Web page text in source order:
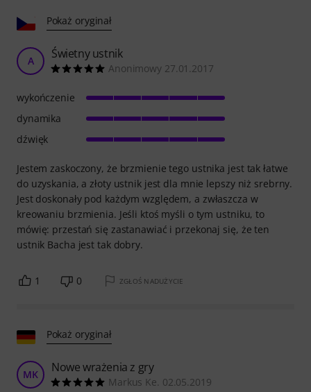
Pokaż oryginał
A Świetny ustnik
Anonimowy 27.01.2017
Jestem zaskoczony, że brzmienie tego ustnika jest tak łatwe
do uzyskania, a złoty ustnik jest dla mnie lepszy niż srebrny.
Jest doskonały pod każdym względem, a zwłaszcza w
kreowaniu brzmienia. Jeśli ktoś myśli o tym ustniku, to
mówię: przestań się zastanawiać i przekonaj się, że ten
ustnik Bacha jest tak dobry.
wykończenie
dynamika
dźwięk
1 0 ZGŁOŚ NADUŻYCIE
Pokaż oryginał
MK Nowe wrażenia z gry
Markus Ke. 02.05.2019